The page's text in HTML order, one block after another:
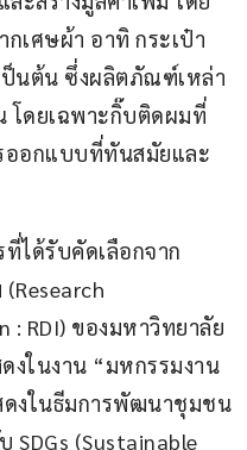
เศษผ้า อาทิ กระเป๋า
นต้น ซึ่งผลิตภัณฑ์เหล่า
โดยเฉพาะกิ๊บติดผมที่
ออกแบบที่ทันสมัยและ
ได้รับคัดเลือกจาก
: RDI) ของมหาวิทยาลัย
งในงาน “มหกรรมงาน
ดงในธีมการพัฒนาชุมชน
SDGs (Sustainable